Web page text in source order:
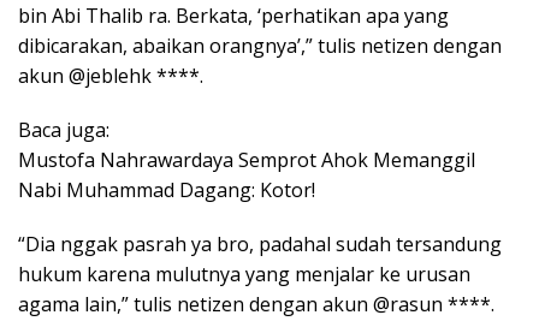
bin Abi Thalib ra. Berkata, ‘perhatikan apa yang
dibicarakan, abaikan orangnya’,” tulis netizen dengan
akun @jeblehk ****.
Baca juga:
Mustofa Nahrawardaya Semprot Ahok Memanggil
Nabi Muhammad Dagang: Kotor!
“Dia nggak pasrah ya bro, padahal sudah tersandung
hukum karena mulutnya yang menjalar ke urusan
agama lain,” tulis netizen dengan akun @rasun ****.